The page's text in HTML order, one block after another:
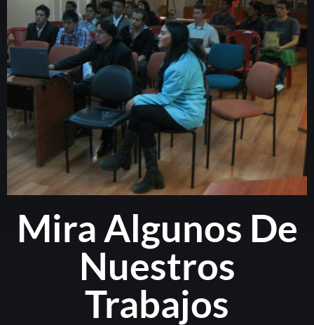
Mira Algunos De
Nuestros
Trabajos